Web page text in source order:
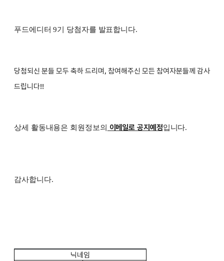
푸드에디터 9기 당첨자를 발표합니다.
당첨되신 분들 모두 축하 드리며, 참여해주신 모든 참여자분들께 감사
드립니다!!
상세 활동내용은 회원정보의 이메일로 공지예정입니다.
감사합니다.
닉네임